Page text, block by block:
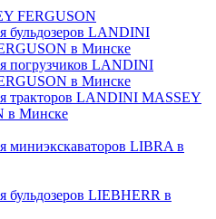
FERGUSON
бульдозеров LANDINI
в Минске
погрузчиков LANDINI
в Минске
тракторов LANDINI MASSEY
в Минске
миниэкскаваторов LIBRA в
бульдозеров LIEBHERR в